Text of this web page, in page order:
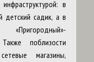
в
детский садик, а в
поблизости
магазины,